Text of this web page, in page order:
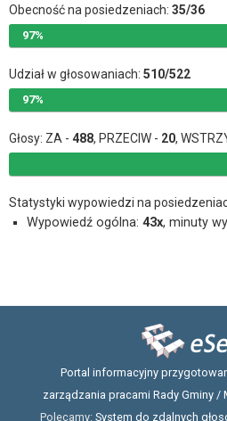
Obecność na posiedzeniach: 35/36
97%
Udział w głosowaniach: 510/522
97%
Głosy: ZA - 488, PRZECIW - 20,
Statystyki wypowiedzi na
Wypowiedź ogólna: 43x, minuty
Portal informacyjny
zarządzania pracami Rady Gminy /
Polecamy: System do zdalnych